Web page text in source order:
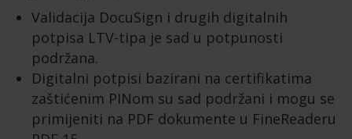
Validacija DocuSign i drugih digitalnih
potpisa LTV-tipa je sad u potpunosti
podržana.
Digitalni potpisi bazirani na certifikatima
zaštićenim PINom su sad podržani i mogu se
primijeniti na PDF dokumente u FineReaderu